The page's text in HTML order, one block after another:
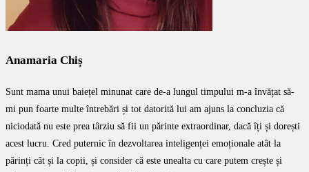
Anamaria Chiș
Sunt mama unui baiețel minunat care de-a lungul timpului m-a învățat să-
mi pun foarte multe întrebări și tot datorită lui am ajuns la concluzia că
niciodată nu este prea târziu să fii un părinte extraordinar, dacă îți și dorești
acest lucru. Cred puternic în dezvoltarea inteligenței emoționale atât la
părinți cât și la copii, și consider că este unealta cu care putem crește și